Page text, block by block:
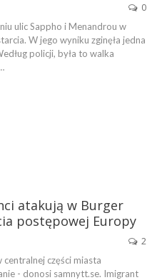
0
ulic Sappho i Menandrou w
W jego wyniku zginęła jedna
policji, była to walka
atakują w Burger
postępowej Europy
2
centralnej części miasta
- donosi samnytt.se. Imigrant